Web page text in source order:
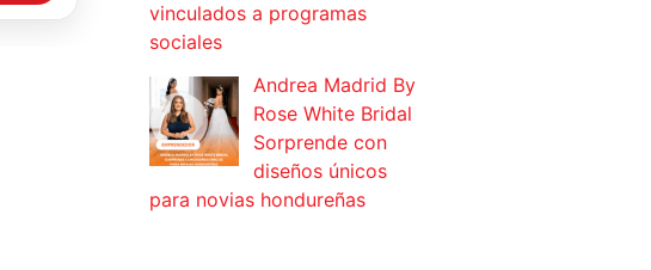
vinculados a programas
sociales
Andrea Madrid By
Rose White Bridal
Sorprende con
diseños únicos
para novias hondureñas